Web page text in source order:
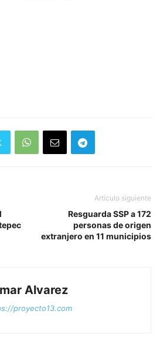
Artículo siguiente
Resguarda SSP a 172
personas de origen
extranjero en 11 municipios
Alvarez
proyecto13.com